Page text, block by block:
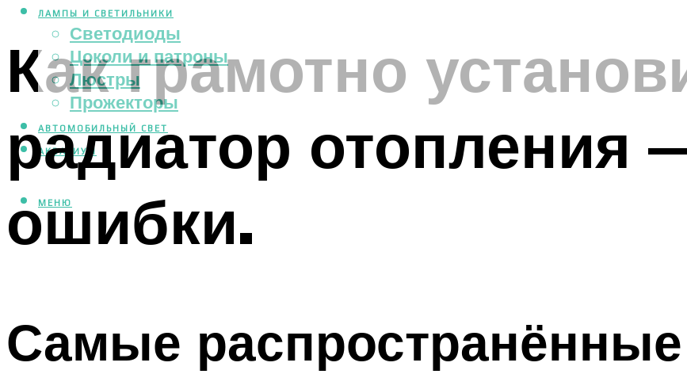
ЛАМПЫ И СВЕТИЛЬНИКИ
Светодиоды
Цоколи и патроны
Люстры
Прожекторы
АВТОМОБИЛЬНЫЙ СВЕТ
АКВАРИУМ
МЕНЮ
Как грамотно
радиатор отопления
ошибки.
Самые